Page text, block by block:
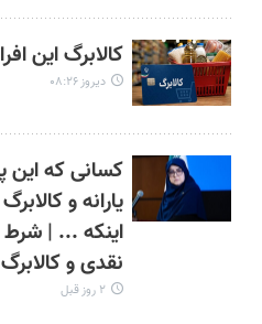
کالابرگ این
دیروز ۰۸:۲۶
کسانی که این
یارانه و
اینکه ... | شرط
نقدی و
۲ روز قبل